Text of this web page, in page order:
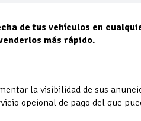
de tus vehículos en
más rápido.
la visibilidad de sus
opcional de pago del que